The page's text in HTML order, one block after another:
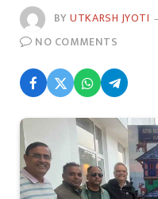
BYUTKARSH JYOTI
NO COMMENTS